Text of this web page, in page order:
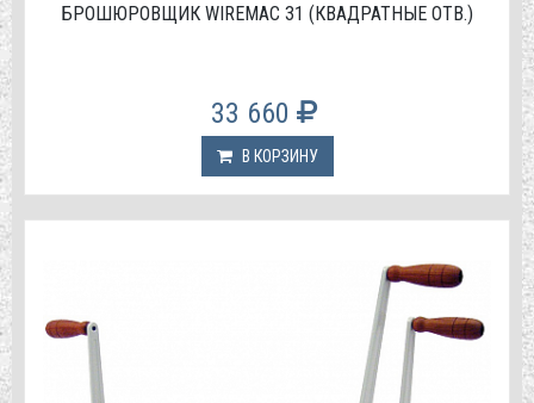
БРОШЮРОВЩИК WIREMAC 31 (КВАДРАТНЫЕ ОТВ.)
33 660
В КОРЗИНУ